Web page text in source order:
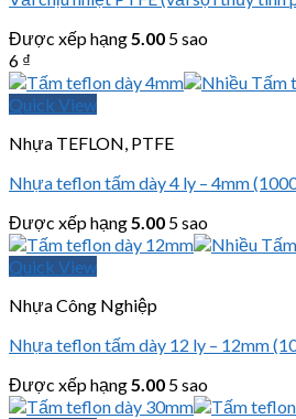
Được xếp hạng5.00 5 sao
6 ₫
Quick View
Nhựa TEFLON, PTFE
Nhựa teflon tấm dày 4 ly – 4mm
Được xếp hạng5.00 5 sao
Quick View
Nhựa Công Nghiệp
Nhựa teflon tấm dày 12 ly – 12mm
Được xếp hạng5.00 5 sao